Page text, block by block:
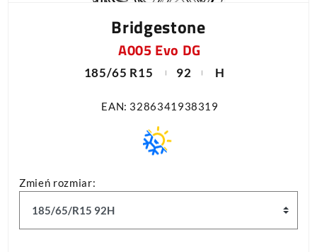
Bridgestone
A005 Evo DG
185/65 R15 92 H
EAN: 3286341938319
Zmień rozmiar: